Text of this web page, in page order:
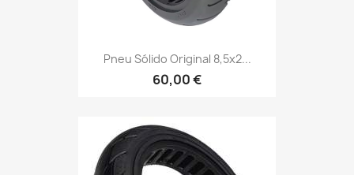
Pneu Sólido Original 8,5x2...
60,00 €